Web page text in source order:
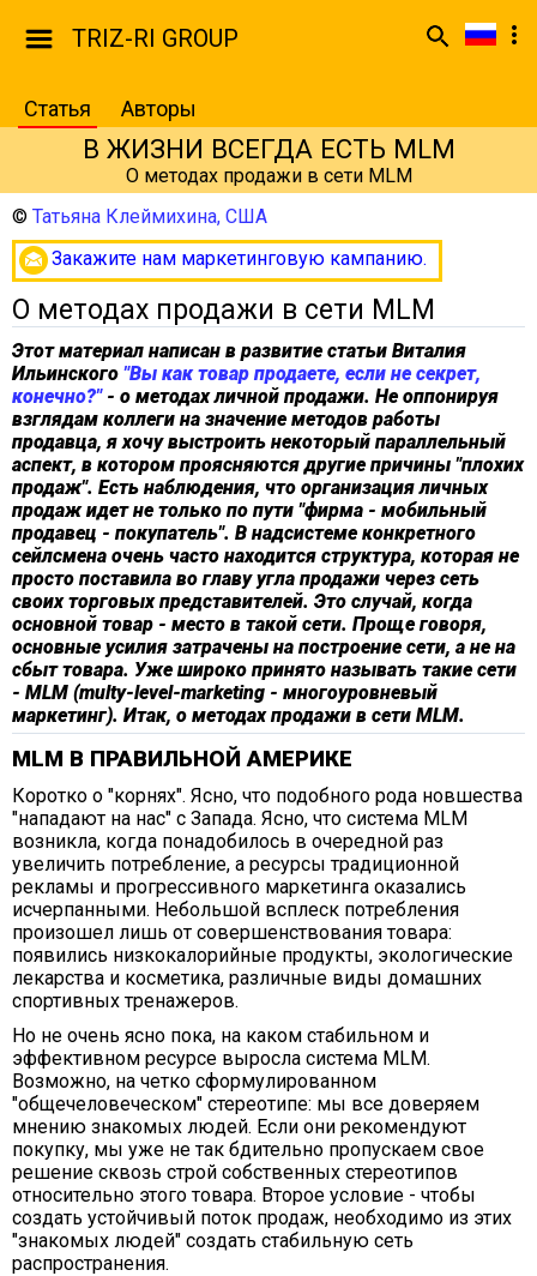
TRIZ-RI GROUP
Статья Авторы
В ЖИЗНИ ВСЕГДА ЕСТЬ MLM
О методах продажи в сети MLM
© Татьяна Клеймихина, США
Закажите нам маркетинговую кампанию.
О методах продажи в сети MLM
Этот материал написан в развитие статьи Виталия
Ильинского "Вы как товар продаете, если не секрет,
конечно?"- о методах личной продажи. Не оппонируя
взглядам коллеги на значение методов работы
продавца, я хочу выстроить некоторый параллельный
аспект, в котором проясняются другие причины "плохих
продаж". Есть наблюдения, что организация личных
продаж идет не только по пути "фирма - мобильный
продавец - покупатель". В надсистеме конкретного
сейлсмена очень часто находится структура, которая не
просто поставила во главу угла продажи через сеть
своих торговых представителей. Это случай, когда
основной товар - место в такой сети. Проще говоря,
основные усилия затрачены на построение сети, а не на
сбыт товара. Уже широко принято называть такие сети
- MLM (multy-level-marketing - многоуровневый
маркетинг). Итак, о методах продажи в сети MLM.
МLМ В ПРАВИЛЬНОЙ АМЕРИКЕ
Коротко о "корнях". Ясно, что подобного рода новшества
"нападают на нас" с Запада. Ясно, что система МLМ
возникла, когда понадобилось в очередной раз
увеличить потребление, а ресурсы традиционной
рекламы и прогрессивного маркетинга оказались
исчерпанными. Небольшой всплеск потребления
произошел лишь от совершенствования товара:
появились низкокалорийные продукты, экологические
лекарства и косметика, различные виды домашних
спортивных тренажеров.
Но не очень ясно пока, на каком стабильном и
эффективном ресурсе выросла система МLМ.
Возможно, на четко сформулированном
"общечеловеческом" стереотипе: мы все доверяем
мнению знакомых людей. Если они рекомендуют
покупку, мы уже не так бдительно пропускаем свое
решение сквозь строй собственных стереотипов
относительно этого товара. Второе условие - чтобы
создать устойчивый поток продаж, необходимо из этих
"знакомых людей" создать стабильную сеть
распространения.